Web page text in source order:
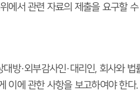
에서 관련 자료의 제출을 요구할
방·외부감사인·대리인, 회사와
이에 관한 사항을 보고하여야 한다.